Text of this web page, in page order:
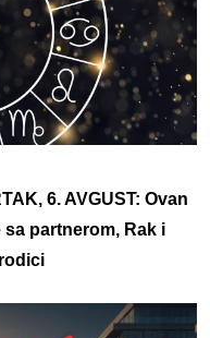
6. AVGUST: Ovan
partnerom, Rak i